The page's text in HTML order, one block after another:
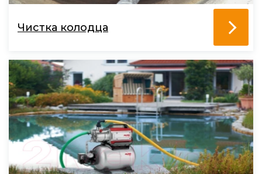
Чистка колодца